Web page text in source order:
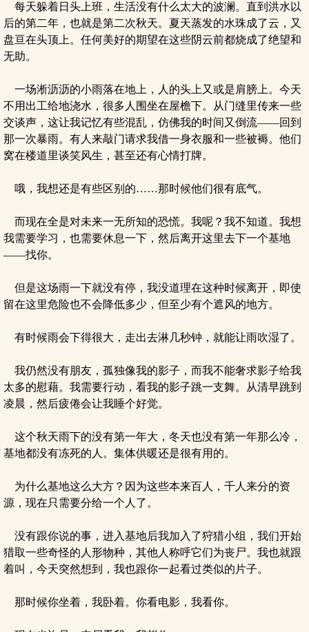
每天躲着日头上班，生活没有什么太大的波澜。直到洪水以
后的第二年，也就是第二次秋天。夏天蒸发的水珠成了云，又
盘亘在头顶上。任何美好的期望在这些阴云前都烧成了绝望和
无助。
一场淅沥沥的小雨落在地上，人的头上又或是肩膀上。今天
不用出工给地浇水，很多人围坐在屋檐下。从门缝里传来一些
交谈声，这让我记忆有些混乱，仿佛我的时间又倒流——回到
那一次暴雨。有人来敲门请求我借一身衣服和一些被褥。他们
窝在楼道里谈笑风生，甚至还有心情打牌。
哦，我想还是有些区别的……那时候他们很有底气。
而现在全是对未来一无所知的恐慌。我呢？我不知道。我想
我需要学习，也需要休息一下，然后离开这里去下一个基地
——找你。
但是这场雨一下就没有停，我没道理在这种时候离开，即使
留在这里危险也不会降低多少，但至少有个遮风的地方。
有时候雨会下得很大，走出去淋几秒钟，就能让雨吹湿了。
我仍然没有朋友，孤独像我的影子，而我不能奢求影子给我
太多的慰藉。我需要行动，看我的影子跳一支舞。从清早跳到
凌晨，然后疲倦会让我睡个好觉。
这个秋天雨下的没有第一年大，冬天也没有第一年那么冷，
基地都没有冻死的人。集体供暖还是很有用的。
为什么基地这么大方？因为这些本来百人，千人来分的资
源，现在只需要分给一个人了。
没有跟你说的事，进入基地后我加入了狩猎小组，我们开始
猎取一些奇怪的人形物种，其他人称呼它们为丧尸。我也就跟
着叫，今天突然想到，我也跟你一起看过类似的片子。
那时候你坐着，我卧着。你看电影，我看你。